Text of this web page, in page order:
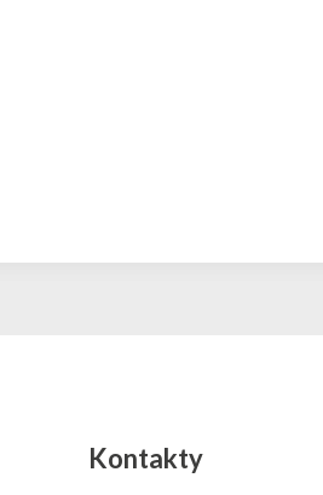
Kontakty